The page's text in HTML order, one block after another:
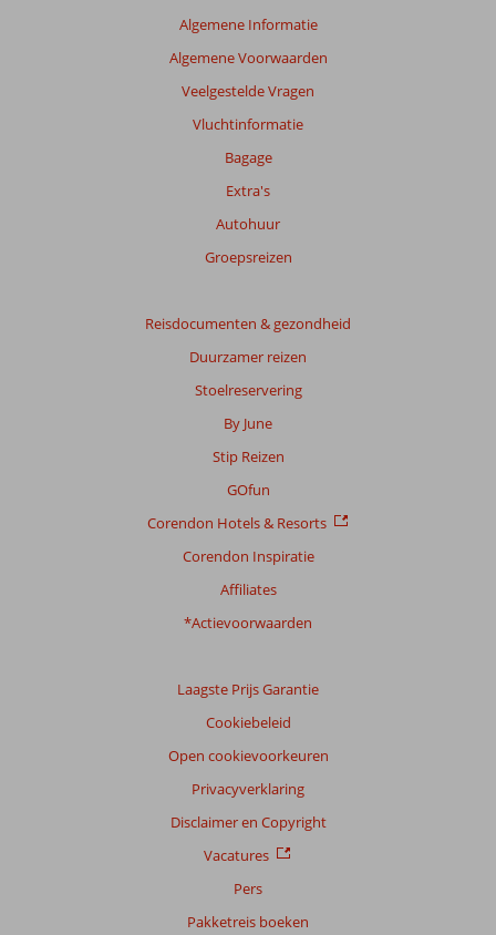
Algemene Informatie
Algemene Voorwaarden
Veelgestelde Vragen
Vluchtinformatie
Bagage
Extra's
Autohuur
Groepsreizen
Reisdocumenten & gezondheid
Duurzamer reizen
Stoelreservering
By June
Stip Reizen
GOfun
Corendon Hotels & Resorts
Corendon Inspiratie
Affiliates
*Actievoorwaarden
Laagste Prijs Garantie
Cookiebeleid
Open cookievoorkeuren
Privacyverklaring
Disclaimer en Copyright
Vacatures
Pers
Pakketreis boeken